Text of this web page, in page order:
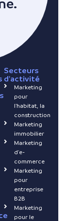
Secteurs
d'activité
Marketing
pour
l'habitat, la
construction
Marketing
immobilier
Marketing
d'e-
commerce
Marketing
pour
entreprise
B2B
Marketing
pour le